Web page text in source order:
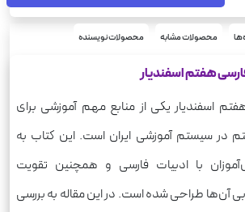
محصولات مشابه محصولات نویسنده
هفتم اسفندیار
اسفندیار یکی از منابع مهم آموزشی برای
در سیستم آموزشی ایران است. این کتاب به
با ادبیات فارسی و همچنین تقویت
آن‌ها طراحی شده است. در این مقاله به بررسی